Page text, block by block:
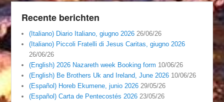
Recente berichten
(Italiano) Diario Italiano, giugno 2026 26/06/26
(Italiano) Piccoli Fratelli di Jesus Caritas, giugno 2026
26/06/26
(English) 2026 Nazareth week Booking form 10/06/26
(English) Be Brothers Uk and Ireland, June 2026 10/06/26
(Español) Horeb Ekumene, junio 2026 29/05/26
(Español) Carta de Pentecostés 2026 23/05/26